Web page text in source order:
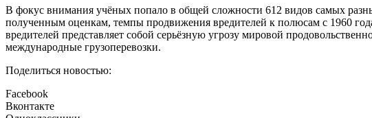
В фокус внимания учёных попало в общей сложности 612 видов самых
полученным оценкам, темпы продвижения вредителей к полюсам с 1960
вредителей представляет собой серьёзную угрозу мировой
международные грузоперевозки.
Поделиться новостью:
Facebook
Вконтакте